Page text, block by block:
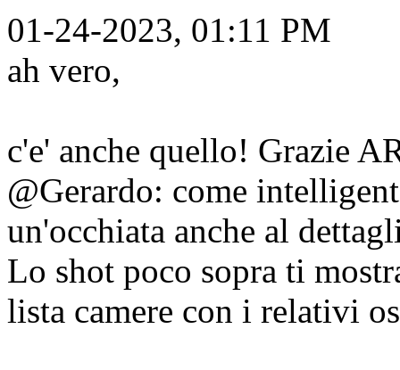
01-24-2023, 01:11 PM
ah vero,
c'e' anche quello! Grazie
@Gerardo: come
un'occhiata anche al
Lo shot poco sopra ti
lista camere con i relativi